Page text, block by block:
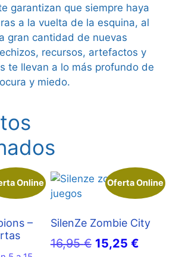
garantizan que siempre haya
a la vuelta de la esquina, al
gran cantidad de nuevas
recursos, artefactos y
te llevan a lo más profundo de
y miedo.
Online
–
Oferta Online
SilenZe Zombie City
16,95€ El
15,25 €El